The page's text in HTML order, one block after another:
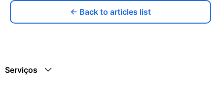
← Back to articles list
Serviços